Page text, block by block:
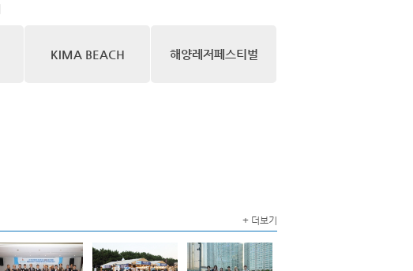
KIMA BEACH 해양레저페스티벌
+ 더보기